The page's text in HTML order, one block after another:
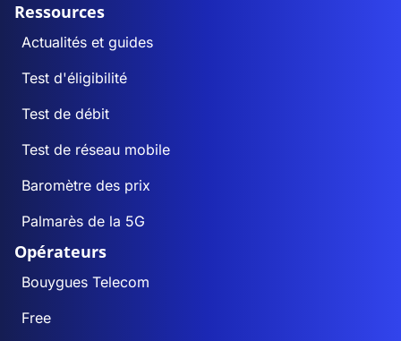
Ressources
Actualités et guides
Test d'éligibilité
Test de débit
Test de réseau mobile
Baromètre des prix
Palmarès de la 5G
Opérateurs
Bouygues Telecom
Free